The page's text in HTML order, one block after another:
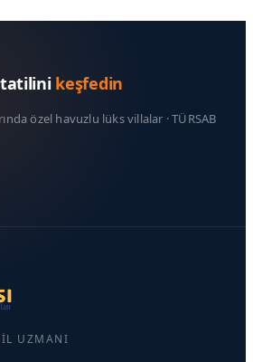
keşfedin
özel havuzlu lüks villalar · TÜRSAB
UZMANI